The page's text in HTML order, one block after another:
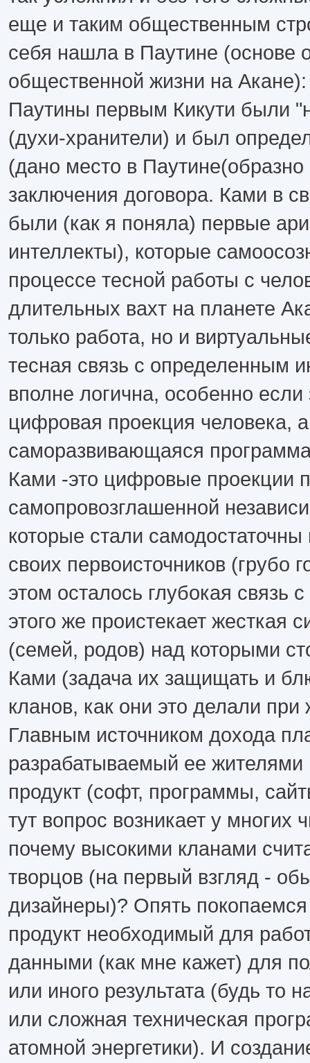
еще и таким общественным
себя нашла в Паутине (основе
общественной жизни на
Паутины первым Кикути были
(духи-хранители) и был
(дано место в Паутине(образно
заключения договора. Ками в
были (как я поняла) первые
интеллекты), которые
процессе тесной работы с
длительных вахт на планете
только работа, но и
тесная связь с определенным
вполне логична, особенно если
цифровая проекция человека,
саморазвивающаяся
Ками -это цифровые проекции
самопровозглашенной
которые стали
своих первоисточников (грубо
этом осталось глубокая связь
этого же проистекает жесткая
(семей, родов) над которыми
Ками (задача их защищать и
кланов, как они это делали при
Главным источником дохода
разрабатываемый ее
продукт (софт, программы,
тут вопрос возникает у многих
почему высокими кланами
творцов (на первый взгляд -
дизайнеры)? Опять
продукт необходимый для
данными (как мне кажет) для
или иного результата (будь то
или сложная техническая
атомной энергетики). И